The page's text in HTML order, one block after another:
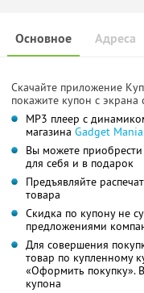
Основное Адреса
Скачайте приложение
покажите купон с
MP3 плеер с
магазина Gadget
Вы можете
для себя и в подарок
Предъявляйте
товара
Скидка по купону не
предложениями
Для совершения
товар по купленному
«Оформить покупку».
купона